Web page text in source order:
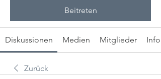
Beitreten
Diskussionen Medien Mitglieder Info
Zurück